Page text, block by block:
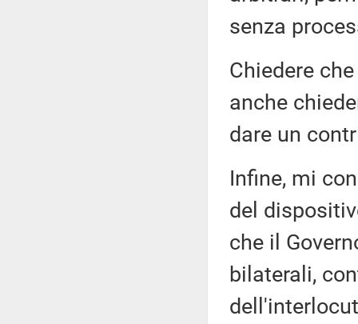
senza
Chiedere
anche
dare un
Infine, mi
del
che il
bilaterali,